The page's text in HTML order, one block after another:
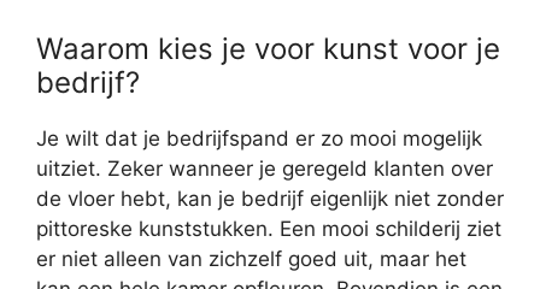
Waarom kies je voor kunst voor je
bedrijf?
Je wilt dat je bedrijfspand er zo mooi mogelijk
uitziet. Zeker wanneer je geregeld klanten over
de vloer hebt, kan je bedrijf eigenlijk niet zonder
pittoreske kunststukken. Een mooi schilderij ziet
er niet alleen van zichzelf goed uit, maar het